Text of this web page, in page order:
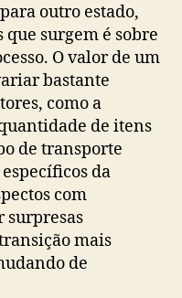
outro estado,
surgem é sobre
O valor de um
bastante
como a
de itens
de transporte
da
com
surpresas
mais
de